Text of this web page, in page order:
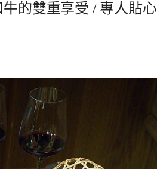
的雙重享受 / 專人貼心